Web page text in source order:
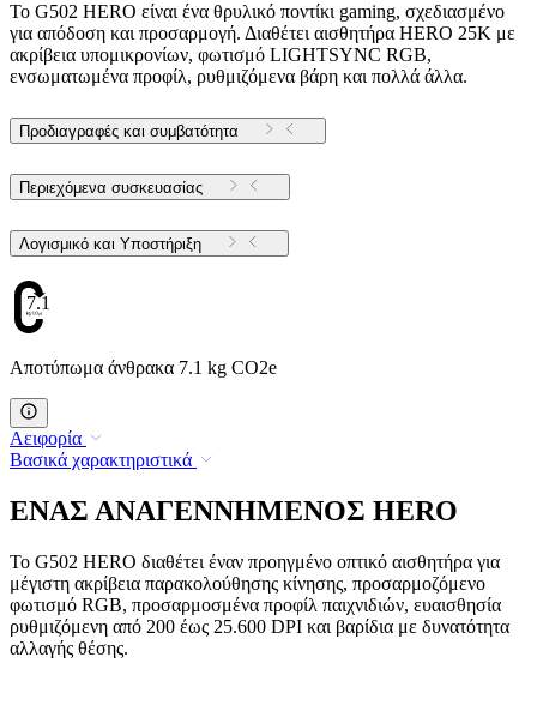
Το G502 HERO είναι ένα θρυλικό ποντίκι gaming, σχεδιασμένο
για απόδοση και προσαρμογή. Διαθέτει αισθητήρα HERO 25K με
ακρίβεια υπομικρονίων, φωτισμό LIGHTSYNC RGB,
ενσωματωμένα προφίλ, ρυθμιζόμενα βάρη και πολλά άλλα.
Προδιαγραφές και συμβατότητα
Περιεχόμενα συσκευασίας
Λογισμικό και Υποστήριξη
7.1
Αποτύπωμα άνθρακα 7.1 kg CO2e
Αειφορία
Βασικά χαρακτηριστικά
ΕΝΑΣ ΑΝΑΓΕΝΝΗΜΕΝΟΣ HERO
Το G502 HERO διαθέτει έναν προηγμένο οπτικό αισθητήρα για
μέγιστη ακρίβεια παρακολούθησης κίνησης, προσαρμοζόμενο
φωτισμό RGB, προσαρμοσμένα προφίλ παιχνιδιών, ευαισθησία
ρυθμιζόμενη από 200 έως 25.600 DPI και βαρίδια με δυνατότητα
αλλαγής θέσης.